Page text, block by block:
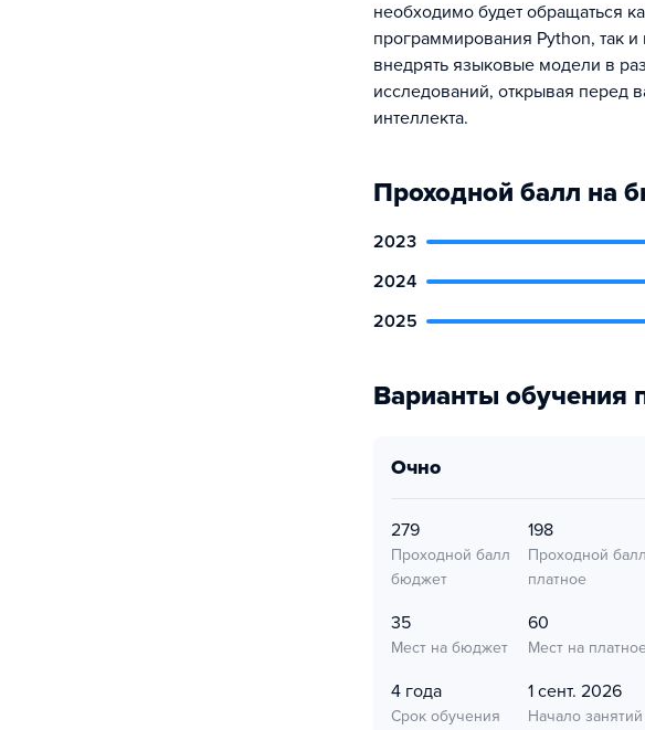
необходимо будет обращаться
программирования Python, так
внедрять языковые модели в
исследований, открывая перед
интеллекта.
Проходной балл на
2023
2024
2025
Варианты обучения
очно
279
Проходной балл
бюджет
198
Проходной балл
платное
35
Мест на бюджет
60
Мест на платное
4 года
Срок обучения
1 сент. 2026
Начало занятий